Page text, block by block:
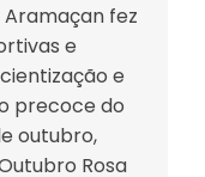
fez
e
e
precoce do
outubro,
Rosa